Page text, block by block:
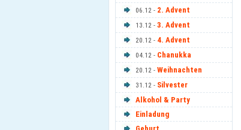
06.12 - 2. Advent
13.12 - 3. Advent
20.12 - 4. Advent
04.12 - Chanukka
20.12 - Weihnachten
31.12 - Silvester
Alkohol & Party
Einladung